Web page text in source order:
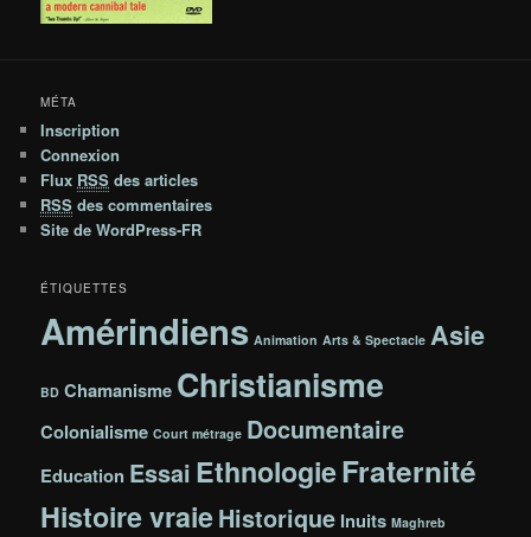
MÉTA
Inscription
Connexion
Flux RSS des articles
RSS des commentaires
Site de WordPress-FR
ÉTIQUETTES
Amérindiens Animation Arts & Spectacle Asie
BD Chamanisme Christianisme
Colonialisme Court métrage Documentaire
Education Essai EthnologieFraternité
Histoire vraieHistorique Inuits Maghreb